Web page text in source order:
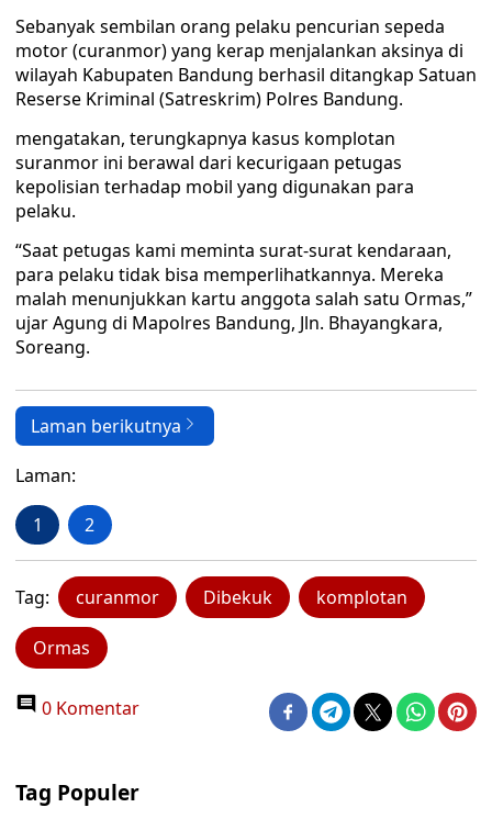
Sebanyak sembilan orang pelaku pencurian sepeda
motor (curanmor) yang kerap menjalankan aksinya di
wilayah Kabupaten Bandung berhasil ditangkap Satuan
Reserse Kriminal (Satreskrim) Polres Bandung.
mengatakan, terungkapnya kasus komplotan
suranmor ini berawal dari kecurigaan petugas
kepolisian terhadap mobil yang digunakan para
pelaku.
“Saat petugas kami meminta surat-surat kendaraan,
para pelaku tidak bisa memperlihatkannya. Mereka
malah menunjukkan kartu anggota salah satu Ormas,”
ujar Agung di Mapolres Bandung, Jln. Bhayangkara,
Soreang.
Laman berikutnya
Laman:
1 2
Tag: curanmor Dibekuk komplotan
Ormas
0 Komentar
Tag Populer